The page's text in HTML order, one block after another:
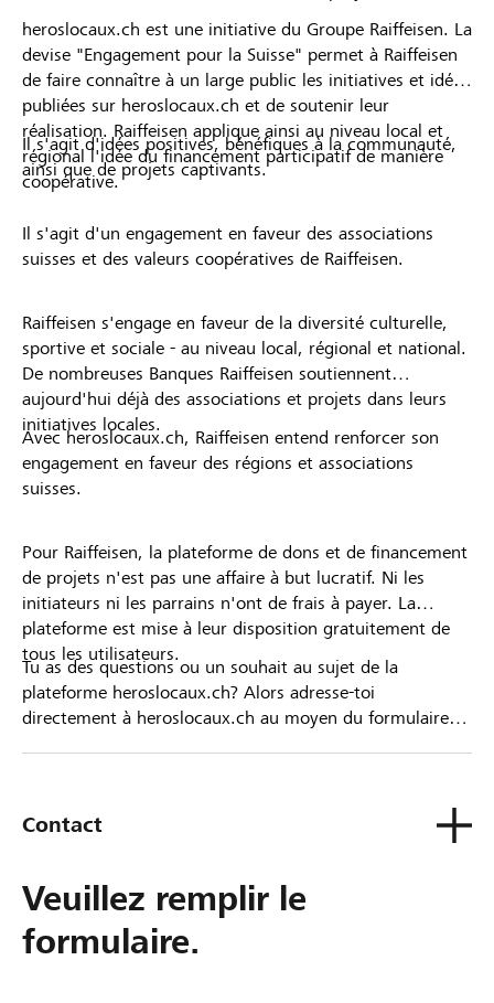
heroslocaux.ch est une initiative du Groupe Raiffeisen. La
devise "Engagement pour la Suisse" permet à Raiffeisen
de faire connaître à un large public les initiatives et idées
publiées sur heroslocaux.ch et de soutenir leur
réalisation. Raiffeisen applique ainsi au niveau local et
régional l'idée du financement participatif de manière
coopérative.
Il s'agit d'idées positives, bénéfiques à la communauté,
ainsi que de projets captivants.
Il s'agit d'un engagement en faveur des associations
suisses et des valeurs coopératives de Raiffeisen.
Raiffeisen s'engage en faveur de la diversité culturelle,
sportive et sociale - au niveau local, régional et national.
De nombreuses Banques Raiffeisen soutiennent
aujourd'hui déjà des associations et projets dans leurs
initiatives locales.
Avec heroslocaux.ch, Raiffeisen entend renforcer son
engagement en faveur des régions et associations
suisses.
Pour Raiffeisen, la plateforme de dons et de financement
de projets n'est pas une affaire à but lucratif. Ni les
initiateurs ni les parrains n'ont de frais à payer. La
plateforme est mise à leur disposition gratuitement de
tous les utilisateurs.
Tu as des questions ou un souhait au sujet de la
plateforme heroslocaux.ch? Alors adresse-toi
directement à heroslocaux.ch au moyen du formulaire
Contact
Veuillez remplir le
formulaire.